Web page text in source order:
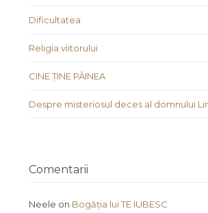
Dificultatea
Religia viitorului
CINE ȚINE PÂINEA
Despre misteriosul deces al domnului
Comentarii
Neele on Bogăția lui TE IUBESC